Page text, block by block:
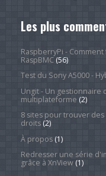
Les plus
RaspberryPi -
RaspBMC(56)
Test du Sony A5000 -
Ungit - Un gestionnaire
multiplateforme (2)
8 sites pour trouver
droits(2)
À propos(1)
Redresser une série
grâce à XnView(1)